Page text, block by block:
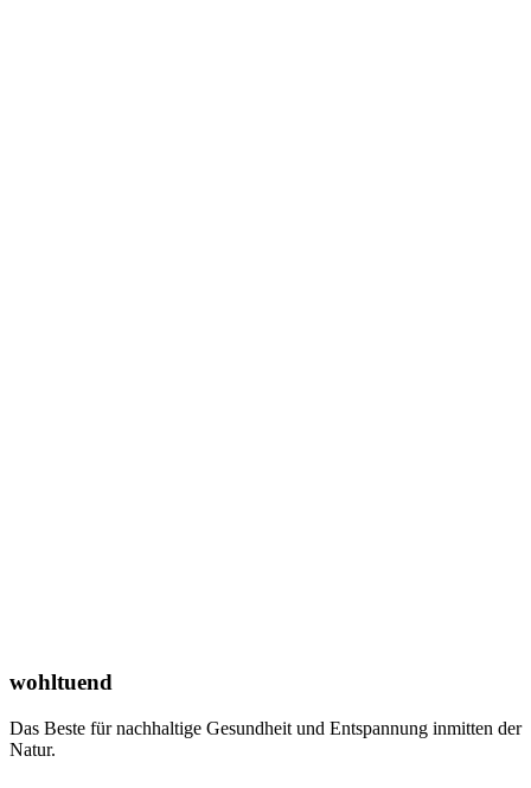
wohltuend
Das Beste für nachhaltige Gesundheit und Entspannung inmitten der
Natur.